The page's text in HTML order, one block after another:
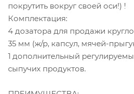
покрутить вокруг своей оси!) !
Комплектация:
4 дозатора для продажи
35 мм (ж/р, капсул, мячей-
1 дополнительный
сыпучих продуктов.